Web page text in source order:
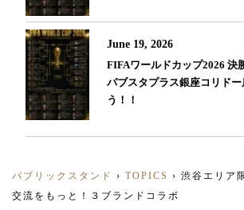
June 19, 2026
FIFAワールドカップ2026 決
パブスタプラス銀座コリドー
う！！
パブリックスタンド › TOPICS › 渋谷エリア
交流をもっと！３ブランドコラボ